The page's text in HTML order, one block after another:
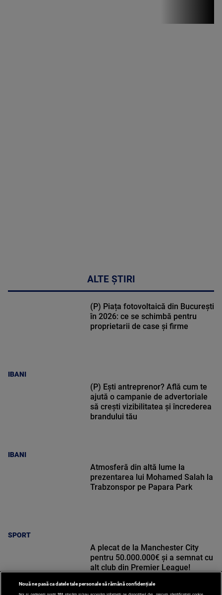
ALTE ȘTIRI
IBANI
(P) Piața fotovoltaică din București
în 2026: ce se schimbă pentru
proprietarii de case și firme
IBANI
(P) Ești antreprenor? Află cum te
ajută o campanie de advertoriale
să crești vizibilitatea și încrederea
brandului tău
SPORT
Atmosferă din altă lume la
prezentarea lui Mohamed Salah la
Trabzonspor pe Papara Park
A plecat de la Manchester City
pentru 50.000.000€ și a semnat cu
alt club din Premier League!
Nouă ne pasă ca datele tale personale să rămână confidențiale
Noi și partenerii noștri 201 stocăm și/sau accesăm informații pe dispozitivul dvs., precum identificatorii cookie